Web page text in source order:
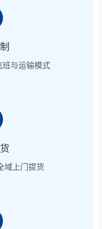
与运输模式
域上门提货